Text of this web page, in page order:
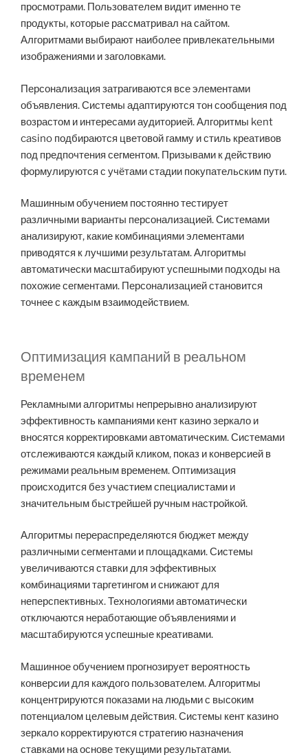
просмотрами. Пользователем видит именно те
продукты, которые рассматривал на сайтом.
Алгоритмами выбирают наиболее привлекательными
изображениями и заголовками.
Персонализация затрагиваются все элементами
объявления. Системы адаптируются тон сообщения под
возрастом и интересами аудиторией. Алгоритмы kent
casino подбираются цветовой гамму и стиль креативов
под предпочтения сегментом. Призывами к действию
формулируются с учётами стадии покупательским пути.
Машинным обучением постоянно тестирует
различными варианты персонализацией. Системами
анализируют, какие комбинациями элементами
приводятся к лучшими результатам. Алгоритмы
автоматически масштабируют успешными подходы на
похожие сегментами. Персонализацией становится
точнее с каждым взаимодействием.
Оптимизация кампаний в реальном
временем
Рекламными алгоритмы непрерывно анализируют
эффективность кампаниями кент казино зеркало и
вносятся корректировками автоматическим. Системами
отслеживаются каждый кликом, показ и конверсией в
режимами реальным временем. Оптимизация
происходится без участием специалистами и
значительным быстрейшей ручным настройкой.
Алгоритмы перераспределяются бюджет между
различными сегментами и площадками. Системы
увеличиваются ставки для эффективных
комбинациями таргетингом и снижают для
неперспективных. Технологиями автоматически
отключаются неработающие объявлениями и
масштабируются успешные креативами.
Машинное обучением прогнозирует вероятность
конверсии для каждого пользователем. Алгоритмы
концентрируются показами на людьми с высоким
потенциалом целевым действия. Системы кент казино
зеркало корректируются стратегию назначения
ставками на основе текущими результатами.